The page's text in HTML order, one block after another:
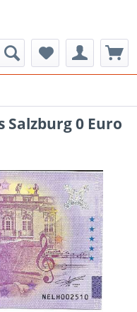
Salzburg 0 Euro